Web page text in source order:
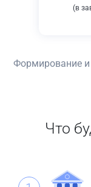
(в
Формирование и
Что